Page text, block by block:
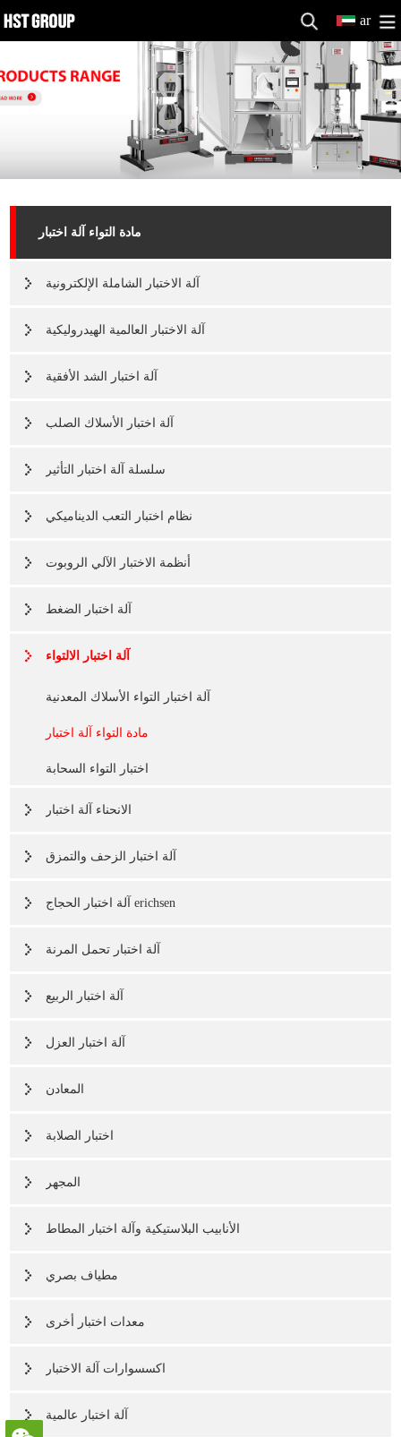
ar
مادة التواء آلة اختبار
آلة الاختبار الشاملة الإلكترونية
آلة الاختبار العالمية الهيدروليكية
آلة اختبار الشد الأفقية
آلة اختبار الأسلاك الصلب
سلسلة آلة اختبار التأثير
نظام اختبار التعب الديناميكي
أنظمة الاختبار الآلي الروبوت
آلة اختبار الضغط
آلة اختبار الالتواء
آلة اختبار التواء الأسلاك المعدنية
مادة التواء آلة اختبار
اختبار التواء السحابة
الانحناء آلة اختبار
آلة اختبار الزحف والتمزق
آلة اختبار الحجاج erichsen
آلة اختبار تحمل المرنة
آلة اختبار الربيع
آلة اختبار العزل
المعادن
اختبار الصلابة
المجهر
الأنابيب البلاستيكية وآلة اختبار المطاط
مطياف بصري
معدات اختبار أخرى
اكسسوارات آلة الاختبار
آلة اختبار عالمية